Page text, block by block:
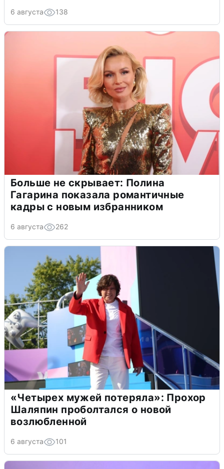
6 августа 138
Больше не скрывает: Полина
Гагарина показала романтичные
кадры с новым избранником
6 августа 262
«Четырех мужей потеряла»: Прохор
Шаляпин проболтался о новой
возлюбленной
6 августа 101